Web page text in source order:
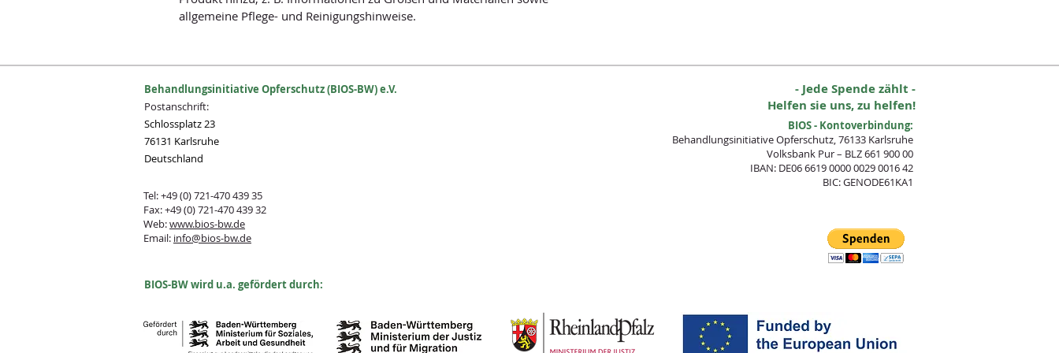
allgemeine Pflege- und Reinigungshinweise.
Behandlungsinitiative Opferschutz (BIOS-BW) e.V.
Postanschrift:
Schlossplatz 23
76131 Karlsruhe
Deutschland
Tel: +49 (0) 721-470 439 35
Fax: +49 (0) 721-470 439 32
Web:www.bios-bw.de
Email: info@bios-bw.de
- Jede Spende zählt -
Helfen sie uns, zu helfen!
BIOS - Kontoverbindung:
Behandlungsinitiative Opferschutz, 76133 Karlsruhe
Volksbank Pur – BLZ 661 900 00
IBAN: DE06 6619 0000 0029 0016 42
BIC: GENODE61KA1
BIOS-BW wird u.a. gefördert durch: